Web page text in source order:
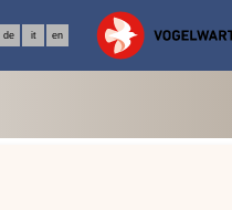
de it en